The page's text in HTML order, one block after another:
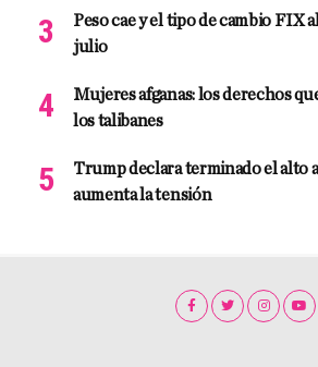
Peso cae y el tipo de cambio FIX
julio
Mujeres afganas: los derechos
los talibanes
Trump declara terminado el alto
aumenta la tensión